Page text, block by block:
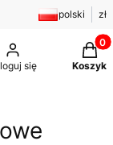
polski zł
się Koszyk